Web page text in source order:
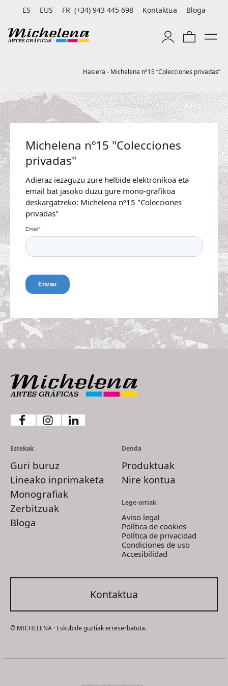
ES EUS FR (+34) 943 445 698 Kontaktua Bloga
Hasiera - Michelena nº15 “Colecciones privadas”
Michelena nº15 "Colecciones
privadas"
Adieraz iezaguzu zure helbide elektronikoa eta
email bat jasoko duzu gure mono-grafikoa
deskargatzeko: Michelena nº15 "Colecciones
privadas"
Estekak
Guri buruz
Lineako inprimaketa
Monografiak
Zerbitzuak
Bloga
Denda
Produktuak
Nire kontua
Lege-orriak
Aviso legal
Política de cookies
Política de privacidad
Condiciones de uso
Accesibilidad
Kontaktua
© MICHELENA · Eskubide guztiak erreserbatuta.